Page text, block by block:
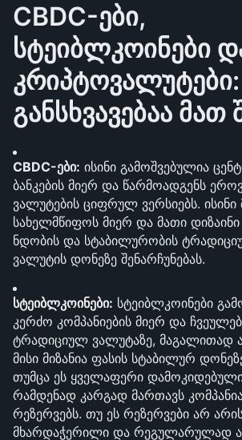
CBDC-ები,
სტეიბლკოინები
განსხვავებაა მათ
CBDC-ები: ისინი გამოშვებულია
ბანკების მიერ და წარმოადგენს
ვალუტების ციფრულ ვერსიებს.
სახელმწიფოს მიერ და მათი
ნდობის და სტაბილურობის
ვალუტის დონეზე შენარჩუნებას.
სტეიბლკოინები: სტეიბლკოინები
კერძო კომპანიების მიერ და
ტრადიციულ ვალუტაზე, მაგალითად
მისი მიზანია ფასის სტაბილურ
თუმცა ეს ყველაფერი
რამდენად კარგად მართავს
რეზერვებს. თუ ეს რეზერვები არ
მხარდაჭერილი და რეგულარულად